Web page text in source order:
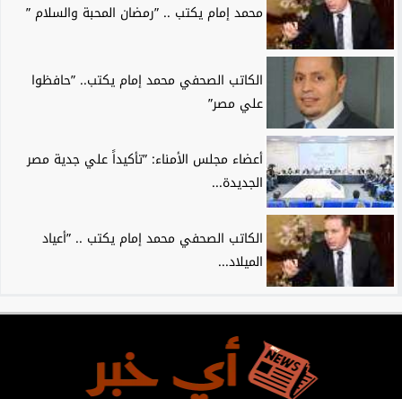
محمد إمام يكتب .. ”رمضان المحبة والسلام ”
الكاتب الصحفي محمد إمام يكتب.. ”حافظوا
علي مصر”
أعضاء مجلس الأمناء: ”تأكيداً علي جدية مصر
الجديدة...
الكاتب الصحفي محمد إمام يكتب .. ”أعياد
الميلاد...